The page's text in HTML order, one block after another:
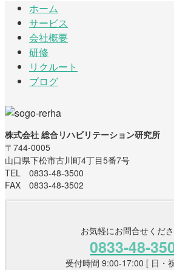
ホーム
サービス
会社概要
研修
リクルート
ブログ
株式会社 総合リハビリテーション研究所
〒744-0005
山口県下松市古川町4丁目5番7号
TEL 0833-48-3500
FAX 0833-48-3502
お気軽にお問合せくださ
0833-48-
受付時間 9:00-17:00 [ 日・